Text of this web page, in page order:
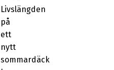
Livslängden
på
ett
nytt
sommardäck